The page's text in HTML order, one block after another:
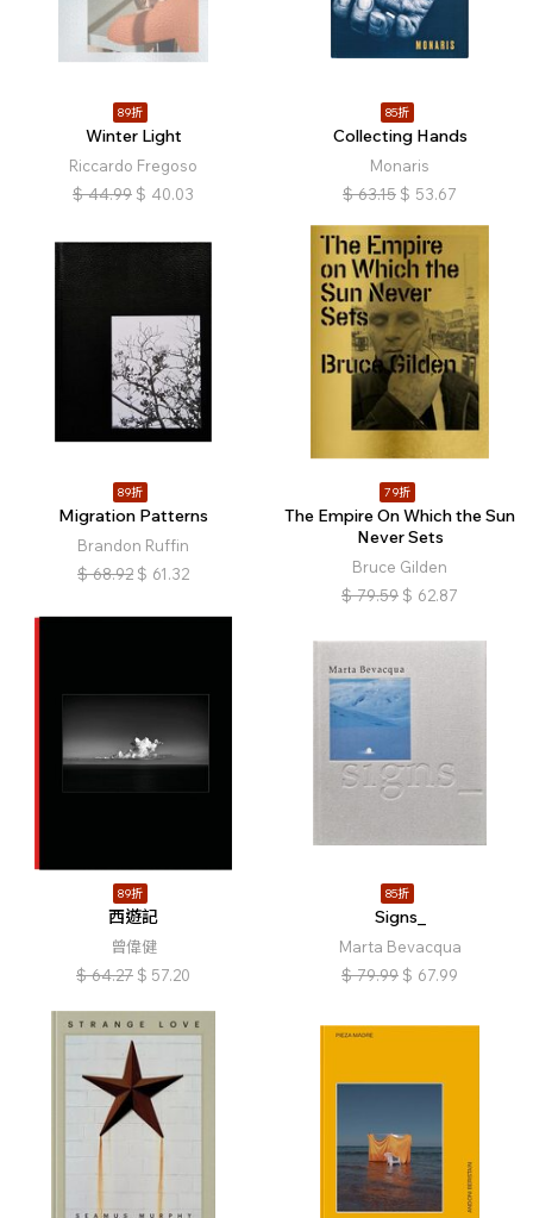
89折
Winter Light
Riccardo Fregoso
$ 44.99 $ 40.03
85折
Collecting Hands
Monaris
$ 63.15 $ 53.67
89折
Migration Patterns
Brandon Ruffin
$ 68.92 $ 61.32
79折
The Empire On Which the Sun
Never Sets
Bruce Gilden
$ 79.59 $ 62.87
89折
西遊記
曾偉健
$ 64.27 $ 57.20
85折
Signs_
Marta Bevacqua
$ 79.99 $ 67.99